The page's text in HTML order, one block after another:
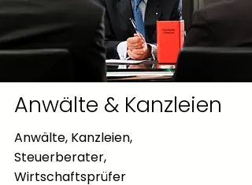
Anwälte & Kanzleien
Anwälte, Kanzleien,
Steuerberater,
Wirtschaftsprüfer